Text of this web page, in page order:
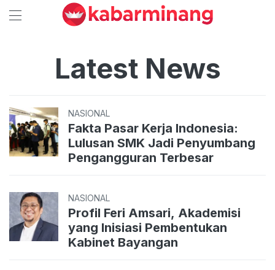
Latest News
NASIONAL
Fakta Pasar Kerja Indonesia:
Lulusan SMK Jadi Penyumbang
Pengangguran Terbesar
NASIONAL
Profil Feri Amsari, Akademisi
yang Inisiasi Pembentukan
Kabinet Bayangan